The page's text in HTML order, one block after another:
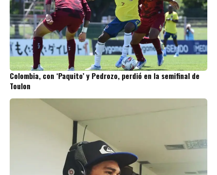
Colombia, con ‘Paquito’ y Pedrozo, perdió en la semifinal de
Toulon